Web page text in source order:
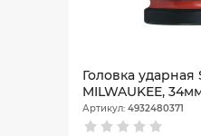
Головка ударная
MILWAUKEE,
Артикул: 4932480371